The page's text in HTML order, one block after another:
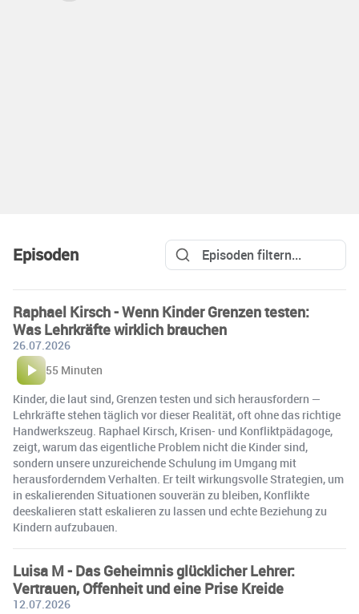
Episoden
Raphael Kirsch - Wenn Kinder Grenzen testen:
Was Lehrkräfte wirklich brauchen
26.07.2026
55 Minuten
Kinder, die laut sind, Grenzen testen und sich herausfordern —
Lehrkräfte stehen täglich vor dieser Realität, oft ohne das richtige
Handwerkszeug. Raphael Kirsch, Krisen- und Konfliktpädagoge,
zeigt, warum das eigentliche Problem nicht die Kinder sind,
sondern unsere unzureichende Schulung im Umgang mit
herausforderndem Verhalten. Er teilt wirkungsvolle Strategien, um
in eskalierenden Situationen souverän zu bleiben, Konflikte
deeskalieren statt eskalieren zu lassen und echte Beziehung zu
Kindern aufzubauen.
Luisa M - Das Geheimnis glücklicher Lehrer:
Vertrauen, Offenheit und eine Prise Kreide
12.07.2026